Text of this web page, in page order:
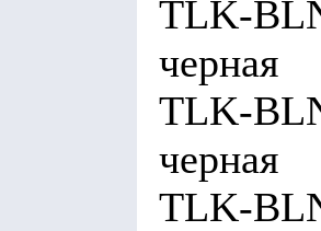
TLK-
черная
TLK-
черная
TLK-